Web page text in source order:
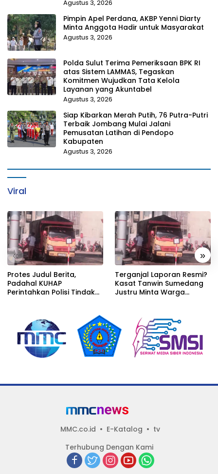
Agustus 3, 2026
Pimpin Apel Perdana, AKBP Yenni Diarty
Minta Anggota Hadir untuk Masyarakat
Agustus 3, 2026
Polda Sulut Terima Pemeriksaan BPK RI
atas Sistem LAMMAS, Tegaskan
Komitmen Wujudkan Tata Kelola
Layanan yang Akuntabel
Agustus 3, 2026
Siap Kibarkan Merah Putih, 76 Putra-Putri
Terbaik Jombang Mulai Jalani
Pemusatan Latihan di Pendopo
Kabupaten
Agustus 3, 2026
Viral
« »
Protes Judul Berita,
Padahal KUHAP
Perintahkan Polisi Tindak
Terganjal Laporan Resmi?
Kasat Tanwin Sumedang
Justru Minta Warga
MMC.co.id E-Katalog
tv
Terhubung Dengan Kami